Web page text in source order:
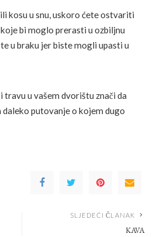
kosu u snu, uskoro ćete ostvariti
bi moglo prerasti u ozbiljnu
u braku jer biste mogli upasti u
travu u vašem dvorištu znači da
putovanje o kojem dugo
SLJEDEĆI ČLANAK
KAVA